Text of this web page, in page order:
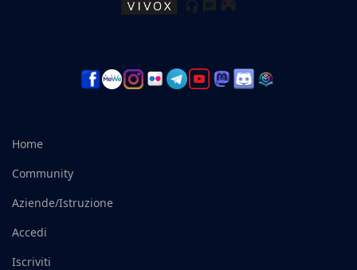
Home
Community
Aziende/Istruzione
Accedi
Iscriviti